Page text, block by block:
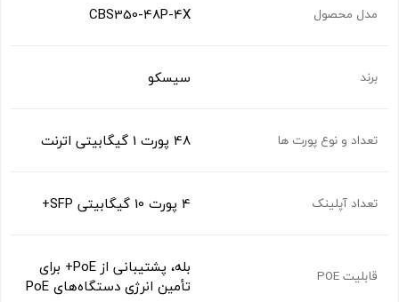
مدل محصول CBS350-48P-4X
برند سیسکو
تعداد و نوع پورت ها 48 پورت 1 گیگابیتی اترنت
تعداد آپلینک 4 پورت 10 گیگابیتی SFP+
قابلیت POE
بله، پشتیبانی از PoE+ برای
تأمین انرژی دستگاه‌های PoE